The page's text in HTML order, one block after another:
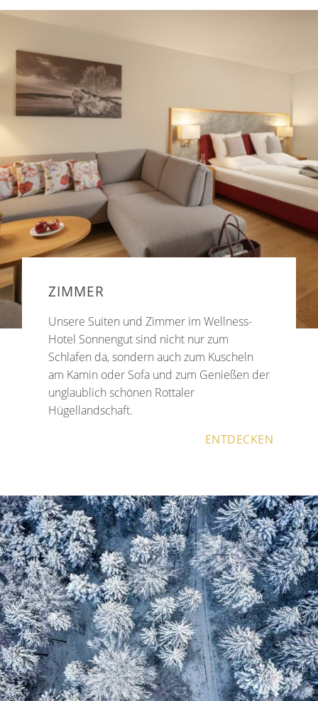
ZIMMER
Unsere Suiten und Zimmer im Wellness-
Hotel Sonnengut sind nicht nur zum
Schlafen da, sondern auch zum Kuscheln
am Kamin oder Sofa und zum Genießen der
unglaublich schönen Rottaler
Hügellandschaft.
ENTDECKEN